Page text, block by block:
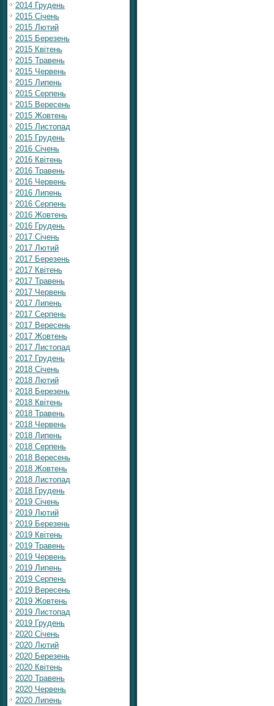
2014 Грудень
2015 Січень
2015 Лютий
2015 Березень
2015 Квітень
2015 Травень
2015 Червень
2015 Липень
2015 Серпень
2015 Вересень
2015 Жовтень
2015 Листопад
2015 Грудень
2016 Січень
2016 Квітень
2016 Травень
2016 Червень
2016 Липень
2016 Серпень
2016 Жовтень
2016 Грудень
2017 Січень
2017 Лютий
2017 Березень
2017 Квітень
2017 Травень
2017 Червень
2017 Липень
2017 Серпень
2017 Вересень
2017 Жовтень
2017 Листопад
2017 Грудень
2018 Січень
2018 Лютий
2018 Березень
2018 Квітень
2018 Травень
2018 Червень
2018 Липень
2018 Серпень
2018 Вересень
2018 Жовтень
2018 Листопад
2018 Грудень
2019 Січень
2019 Лютий
2019 Березень
2019 Квітень
2019 Травень
2019 Червень
2019 Липень
2019 Серпень
2019 Вересень
2019 Жовтень
2019 Листопад
2019 Грудень
2020 Січень
2020 Лютий
2020 Березень
2020 Квітень
2020 Травень
2020 Червень
2020 Липень